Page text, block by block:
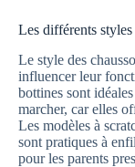
Les différents
Le style des
influencer leur
bottines sont
marcher, car elles
Les modèles à
sont pratiques à
pour les parents